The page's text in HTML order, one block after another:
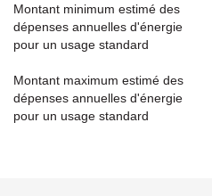
Montant minimum estimé des
dépenses annuelles d'énergie
pour un usage standard
Montant maximum estimé des
dépenses annuelles d'énergie
pour un usage standard